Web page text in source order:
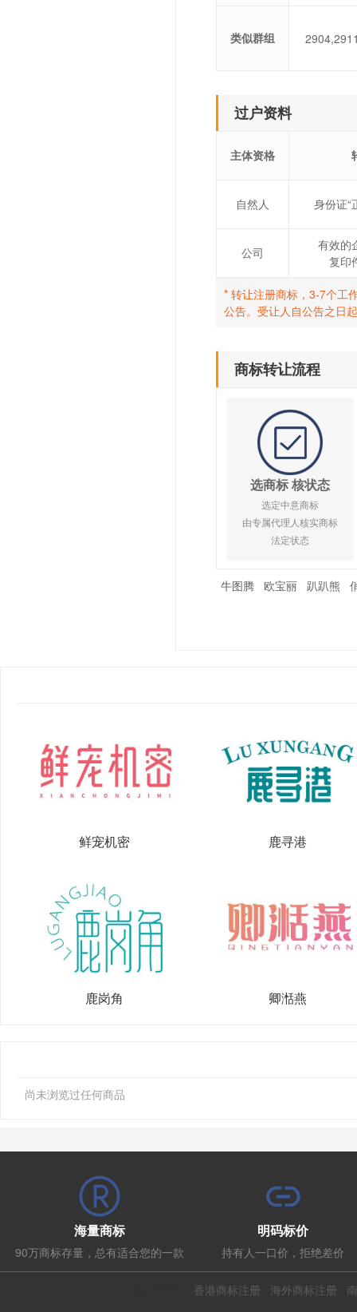
类似群组
过户资料
主体资格
自然人 身份证“
公司
有效的
复印
* 转让注册商标，3-7个工
公告。受让人自公告之日
商标转让流程
选商标 核状态
选定中意商标
由专属代理人核实商标
法定状态
牛图腾 欧宝丽 趴趴熊
鲜宠机密 鹿寻港
鹿岗角 卿湉燕
尚未浏览过任何商品
海量商标
90万商标存量，总有适合您的一款
明码标价
持有人一口价，拒绝差价
香港商标注册 海外商标注册